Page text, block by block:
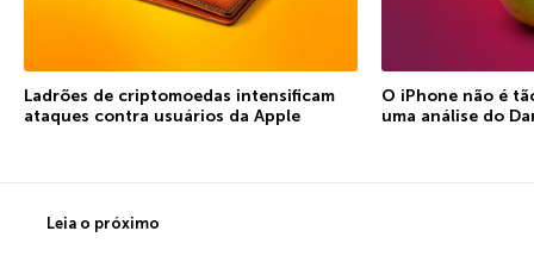
Ladrões de criptomoedas intensificam
ataques contra usuários da Apple
O iPhone não é
uma análise do
Leia o próximo